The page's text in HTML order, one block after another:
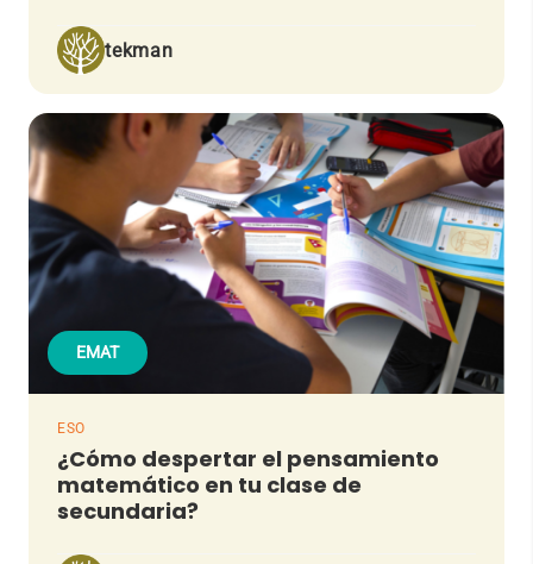
tekman
EMAT
ESO
¿Cómo despertar el pensamiento
matemático en tu clase de
secundaria?